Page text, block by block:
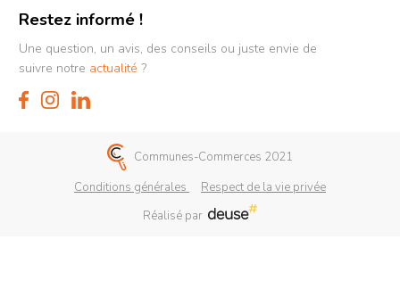
Restez informé !
Une question, un avis, des conseils ou juste envie de
suivre notre actualité ?
Communes-Commerces 2021
Conditions générales
Respect de la vie privée
Réalisé par